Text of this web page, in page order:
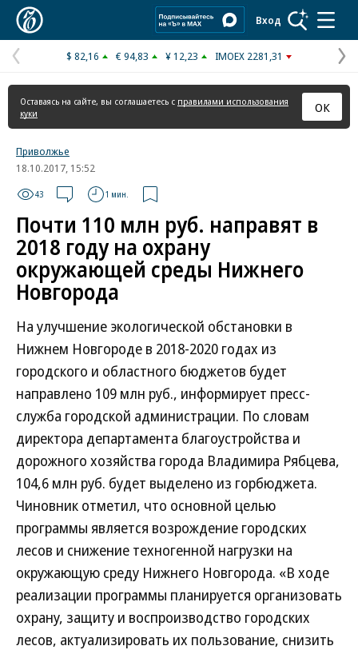
Вход
Предыдущая
страница
$ 82,16 € 94,83 ¥ 12,23 IMOEX 2281,31
Оставаясь на сайте, вы соглашаетесь с правилами использования
куки
ОК
Приволжье
18.10.2017, 15:52
43 1 мин.
Почти 110 млн руб. направят в
2018 году на охрану
окружающей среды Нижнего
Новгорода
На улучшение экологической обстановки в
Нижнем Новгороде в ‎2018-2020 годах из
городского и областного бюджетов будет
направлено 109 млн руб., информирует пресс-
служба городской администрации. По словам
директора департамента благоустройства и
дорожного хозяйства города Владимира Рябцева,
104,6 млн руб. будет выделено из горбюджета.
Чиновник отметил, что основной целью
программы является возрождение городских
лесов и снижение техногенной нагрузки на
окружающую среду Нижнего Новгорода. «В ходе
реализации программы планируется организовать
охрану, защиту и воспроизводство городских
лесов, актуализировать их пользование, снизить